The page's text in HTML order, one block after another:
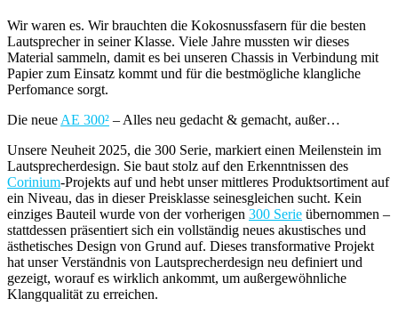
Wir waren es. Wir brauchten die Kokosnussfasern für die besten
Lautsprecher in seiner Klasse. Viele Jahre mussten wir dieses
Material sammeln, damit es bei unseren Chassis in Verbindung mit
Papier zum Einsatz kommt und für die bestmögliche klangliche
Perfomance sorgt.
Die neue AE 300² – Alles neu gedacht & gemacht, außer…
Unsere Neuheit 2025, die 300 Serie, markiert einen Meilenstein im
Lautsprecherdesign. Sie baut stolz auf den Erkenntnissen des
Corinium-Projekts auf und hebt unser mittleres Produktsortiment auf
ein Niveau, das in dieser Preisklasse seinesgleichen sucht. Kein
einziges Bauteil wurde von der vorherigen 300 Serie übernommen –
stattdessen präsentiert sich ein vollständig neues akustisches und
ästhetisches Design von Grund auf. Dieses transformative Projekt
hat unser Verständnis von Lautsprecherdesign neu definiert und
gezeigt, worauf es wirklich ankommt, um außergewöhnliche
Klangqualität zu erreichen.